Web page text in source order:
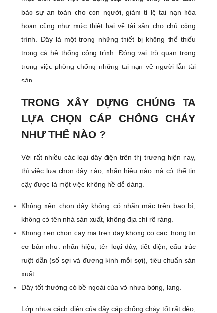
bảo sự an toàn cho con người, giảm tỉ lệ tai nạn hỏa
hoạn cũng như mức thiệt hại về tài sản cho chủ công
trình. Đây là một trong những thiết bị không thể thiếu
trong cá hệ thống công trình. Đóng vai trò quan trọng
trong việc phòng chống những tai nạn về người lẫn tài
sản.
TRONG XÂY DỰNG CHÚNG TA
LỰA CHỌN CÁP CHỐNG CHÁY
NHƯ THẾ NÀO ?
Với rất nhiều các loại dây điện trên thị trường hiện nay,
thì việc lựa chọn dây nào, nhãn hiệu nào mà có thể tin
cậy được là một việc không hề dễ dàng.
Không nên chọn dây không có nhãn mác trên bao bì,
không có tên nhà sản xuất, không địa chỉ rõ ràng.
Không nên chọn dây mà trên dây không có các thông tin
cơ bản như: nhãn hiệu, tên loại dây, tiết diện, cấu trúc
ruột dẫn (số sợi và đường kính mỗi sợi), tiêu chuẩn sản
xuất.
Dây tốt thường có bề ngoài của vỏ nhựa bóng, láng.
Lớp nhựa cách điện của dây cáp chống cháy tốt rất dẻo,